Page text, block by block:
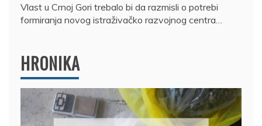
Vlast u Crnoj Gori trebalo bi da razmisli o potrebi
formiranja novog istraživačko razvojnog centra…
HRONIKA
DRŽAVLJANIN RUSIJE